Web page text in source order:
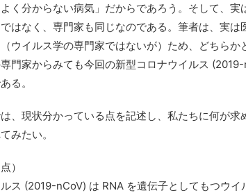
く分からない病気」だからであろう。そして、実
はなく、専門家も同じなのである。筆者は、実は
ウイルス学の専門家ではないが）ため、どちらか
門家からみても今回の新型コロナウイルス
る。
、現状分かっている点を記述し、私たちに何が求
みたい。
）
ス (2019-nCoV) は RNA を遺伝子としてもつウイ